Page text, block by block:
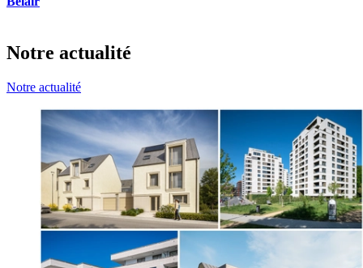
Notre actualité
Notre actualité